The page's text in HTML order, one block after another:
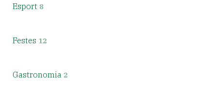
Esport 8
Festes 12
Gastronomia 2